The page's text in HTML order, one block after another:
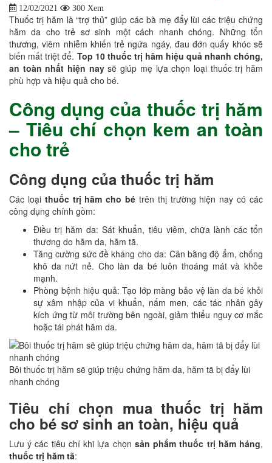
12/02/2021 300 Xem
Thuốc trị hăm là “trợ thủ” giúp các bà mẹ đẩy lùi các triệu chứng
hăm da cho trẻ sơ sinh một cách nhanh chóng. Những tổn
thương, viêm nhiễm khiến trẻ ngứa ngáy, đau đớn quấy khóc sẽ
biến mất triệt để. Top 10 thuốc trị hăm hiệu quả nhanh chóng,
an toàn nhất hiện naysẽ giúp mẹ lựa chọn loại thuốc trị hăm
phù hợp và hiệu quả cho bé.
Công dụng của thuốc trị hăm
– Tiêu chí chọn kem an toàn
cho trẻ
Công dụng của thuốc trị hăm
Các loạithuốc trị hăm cho bé trên thị trường hiện nay có các
công dụng chính gồm:
Điều trị hăm da: Sát khuẩn, tiêu viêm, chữa lành các tổn
thương do hăm da, hăm tã.
Tăng cường sức đề kháng cho da: Cân bằng độ ẩm, chống
khô da nứt nẻ. Cho làn da bé luôn thoáng mát và khỏe
mạnh.
Phòng bệnh hiệu quả: Tạo lớp màng bảo vệ làn da bé khỏi
sự xâm nhập của vi khuẩn, nấm men, các tác nhân gây
kích ứng từ môi trường bên ngoài, giảm thiểu nguy cơ mắc
hoặc tái phát hăm da.
Bôi thuốc trị hăm sẽ giúp triệu chứng hăm da, hăm tã bị đẩy lùi
nhanh chóng
Tiêu chí chọn mua thuốc trị hăm
cho bé sơ sinh an toàn, hiệu quả
Lưu ý các tiêu chí khi lựa chọn sản phẩm thuốc trị hăm háng,
thuốc trị hăm tã: